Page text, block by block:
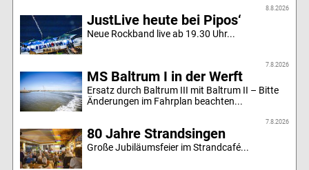
8.8.2026
JustLive heute bei Pipos‘
Neue Rockband live ab 19.30 Uhr...
7.8.2026
MS Baltrum I in der Werft
Ersatz durch Baltrum III mit Baltrum II – Bitte
Änderungen im Fahrplan beachten...
7.8.2026
80 Jahre Strandsingen
Große Jubiläumsfeier im Strandcafé...